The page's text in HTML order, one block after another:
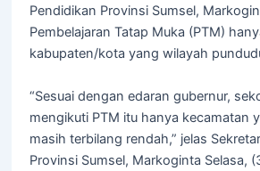
Pendidikan Provinsi Sumsel,
Pembelajaran Tatap Muka (PTM)
kabupaten/kota yang wilayah
“Sesuai dengan edaran gubernur,
mengikuti PTM itu hanya kecamatan
masih terbilang rendah,” jelas
Provinsi Sumsel, Markoginta Selasa,